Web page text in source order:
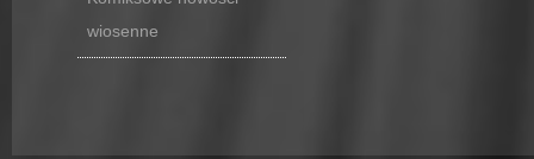
wiosenne